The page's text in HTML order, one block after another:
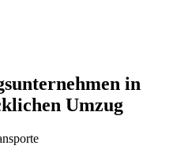
in
Umzug